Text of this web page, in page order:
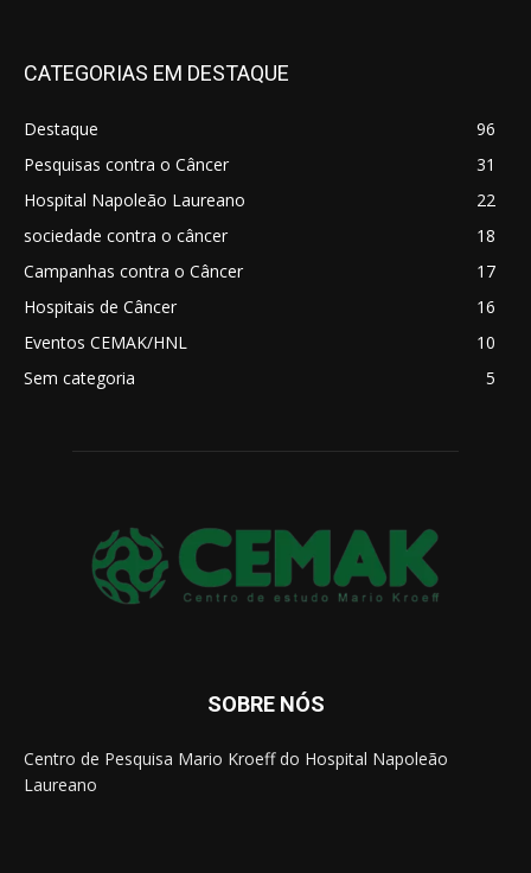
CATEGORIAS EM DESTAQUE
Destaque
96
Pesquisas contra o Câncer
31
Hospital Napoleão Laureano
22
sociedade contra o câncer
18
Campanhas contra o Câncer
17
Hospitais de Câncer
16
Eventos CEMAK/HNL
10
Sem categoria
5
SOBRE NÓS
Centro de Pesquisa Mario Kroeff do Hospital Napoleão
Laureano